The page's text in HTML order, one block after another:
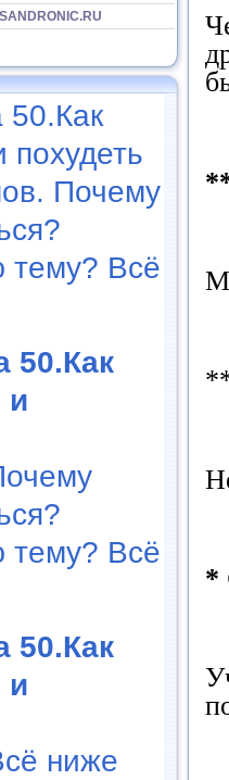
50.Как
похудеть
Почему
тему? Всё
50.Как
и
тему? Всё
50.Как
и
ниже
*